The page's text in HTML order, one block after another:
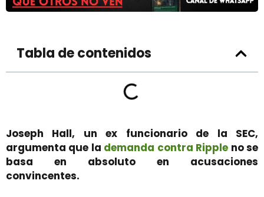
Tabla de contenidos
Joseph Hall, un ex funcionario de la SEC,
argumenta que la demanda contra Ripple no se
basa en absoluto en acusaciones
convincentes.